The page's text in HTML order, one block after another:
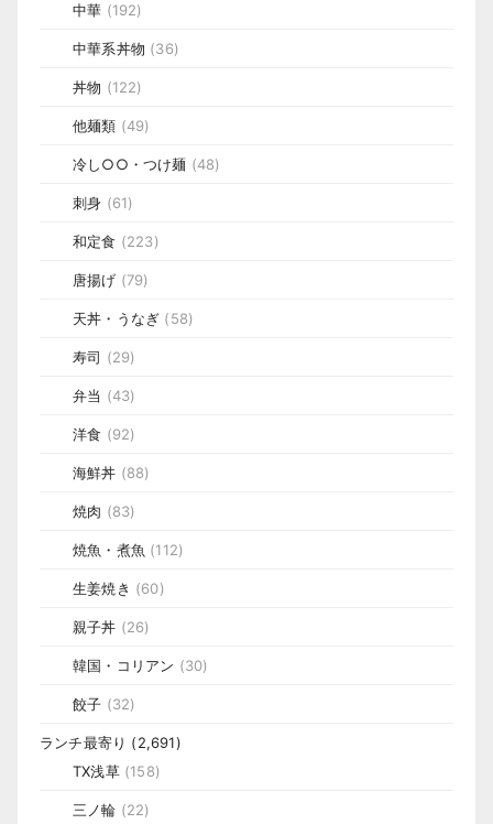
中華 (192)
中華系丼物 (36)
丼物 (122)
他麺類 (49)
冷し○○・つけ麺 (48)
刺身 (61)
和定食 (223)
唐揚げ (79)
天丼・うなぎ (58)
寿司 (29)
弁当 (43)
洋食 (92)
海鮮丼 (88)
焼肉 (83)
焼魚・煮魚 (112)
生姜焼き (60)
親子丼 (26)
韓国・コリアン (30)
餃子 (32)
ランチ最寄り (2,691)
TX浅草(158)
三ノ輪 (22)